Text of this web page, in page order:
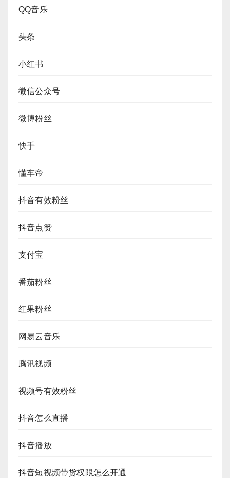
QQ音乐
头条
小红书
微信公众号
微博粉丝
快手
懂车帝
抖音有效粉丝
抖音点赞
支付宝
番茄粉丝
红果粉丝
网易云音乐
腾讯视频
视频号有效粉丝
抖音怎么直播
抖音播放
抖音短视频带货权限怎么开通